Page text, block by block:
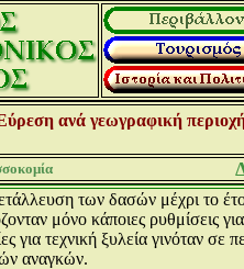
ανά γεωγραφική
των δασών μέχρι το
μόνο κάποιες
για τεχνική ξυλεία γινόταν
αναγκών.